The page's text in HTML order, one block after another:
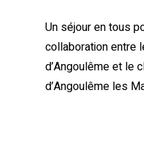
Un séjour en tous
collaboration entre
d’Angoulême et le
d’Angoulême les